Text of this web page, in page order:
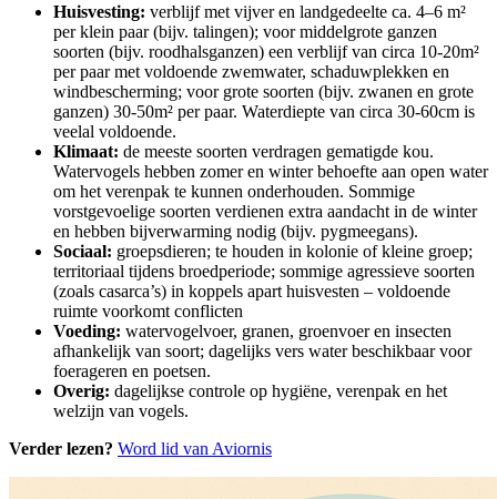
Huisvesting: verblijf met vijver en landgedeelte ca. 4–6 m²
per klein paar (bijv. talingen); voor middelgrote ganzen
soorten (bijv. roodhalsganzen) een verblijf van circa 10-20m²
per paar met voldoende zwemwater, schaduwplekken en
windbescherming; voor grote soorten (bijv. zwanen en grote
ganzen) 30-50m² per paar. Waterdiepte van circa 30-60cm is
veelal voldoende.
Klimaat: de meeste soorten verdragen gematigde kou.
Watervogels hebben zomer en winter behoefte aan open water
om het verenpak te kunnen onderhouden. Sommige
vorstgevoelige soorten verdienen extra aandacht in de winter
en hebben bijverwarming nodig (bijv. pygmeegans).
Sociaal: groepsdieren; te houden in kolonie of kleine groep;
territoriaal tijdens broedperiode; sommige agressieve soorten
(zoals casarca’s) in koppels apart huisvesten – voldoende
ruimte voorkomt conflicten
Voeding: watervogelvoer, granen, groenvoer en insecten
afhankelijk van soort; dagelijks vers water beschikbaar voor
foerageren en poetsen.
Overig: dagelijkse controle op hygiëne, verenpak en het
welzijn van vogels.
Verder lezen? Word lid van Aviornis